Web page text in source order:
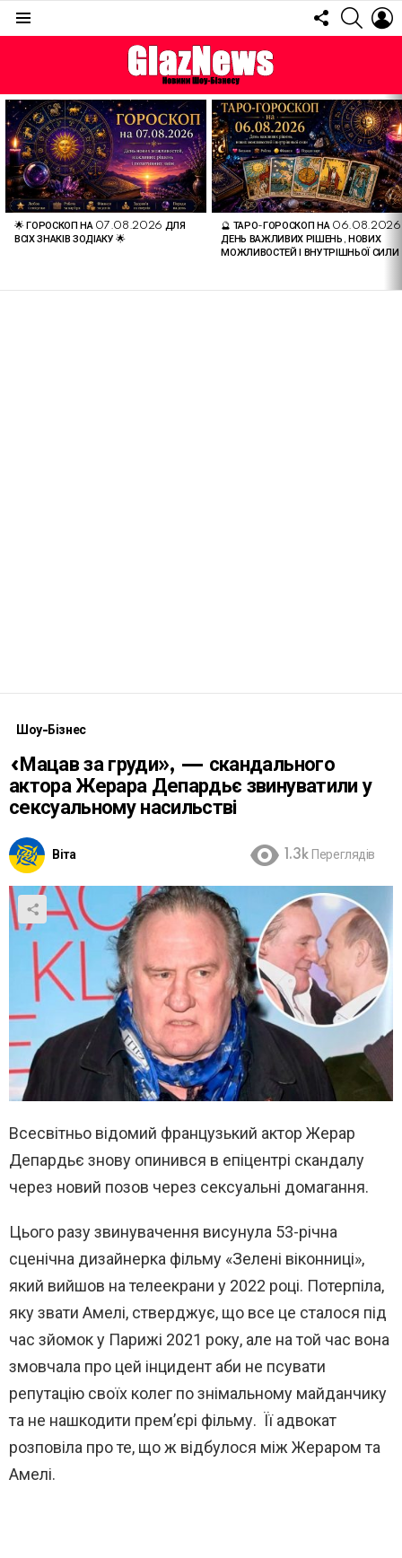
FOLLOW
US
ОСТАННІ
СТАТТІ
🌟 ГОРОСКОП НА 07.08.2026 ДЛЯ
ВСІХ ЗНАКІВ ЗОДІАКУ 🌟
🔮 ТАРО-ГОРОСКОП НА
ДЕНЬ ВАЖЛИВИХ РІШЕНЬ, НОВИХ
МОЖЛИВОСТЕЙ І ВНУТРІШНЬОЇ СИЛИ
Шоу-Бізнес
«Мацав за груди», — скандального
актора Жерара Депардьє звинуватили у
сексуальному насильстві
Віта 1.3k Переглядів
Всесвітньо відомий французький актор Жерар
Депардьє знову опинився в епіцентрі скандалу
через новий позов через сексуальні домагання.
Цього разу звинувачення висунула 53-річна
сценічна дизайнерка фільму «Зелені віконниці»,
який вийшов на телеекрани у 2022 році. Потерпіла,
яку звати Амелі, стверджує, що все це сталося під
час зйомок у Парижі 2021 року, але на той час вона
змовчала про цей інцидент аби не псувати
репутацію своїх колег по знімальному майданчику
та не нашкодити прем’єрі фільму. Її адвокат
розповіла про те, що ж відбулося між Жераром та
Амелі.